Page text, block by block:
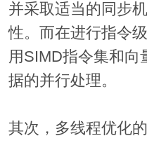
并采取适当的同步
性。而在进行指令
用SIMD指令集和向
据的并行处理。
其次，多线程优化